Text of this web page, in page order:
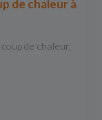
de chaleur à
de chaleur,